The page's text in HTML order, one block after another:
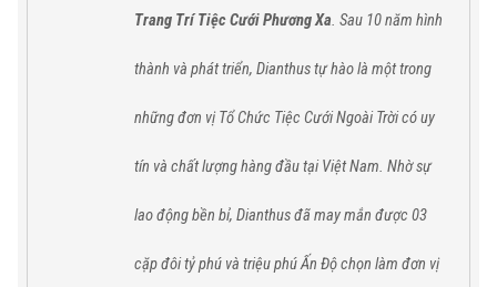
Trang Trí Tiệc Cưới Phương Xa. Sau 10 năm hình
thành và phát triển, Dianthus tự hàolà một trong
những đơn vị Tổ Chức Tiệc Cưới Ngoài Trời có uy
tín và chất lượng hàng đầu tại Việt Nam. Nhờ sự
lao động bền bỉ, Dianthusđãmay mắn được 03
cặp đôi tỷ phú và triệu phú Ấn Độ chọn làm đơn vị